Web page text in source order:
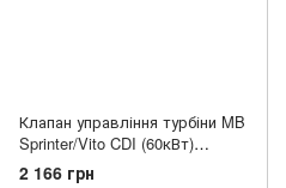
Клапан управління турбіни MB
Sprinter/Vito CDI (60кВт)
(чорний)
2 166 грн